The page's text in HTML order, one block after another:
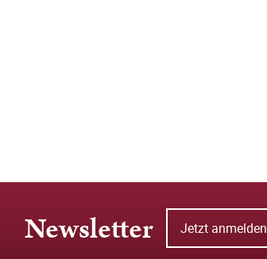
Newsletter Jetzt anmelden